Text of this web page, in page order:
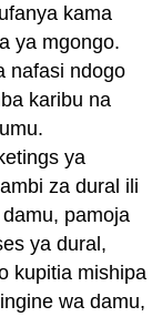
kama
ya mgongo.
nafasi ndogo
karibu na
ya
za dural ili
pamoja
ya dural,
kupitia mishipa
wa damu,